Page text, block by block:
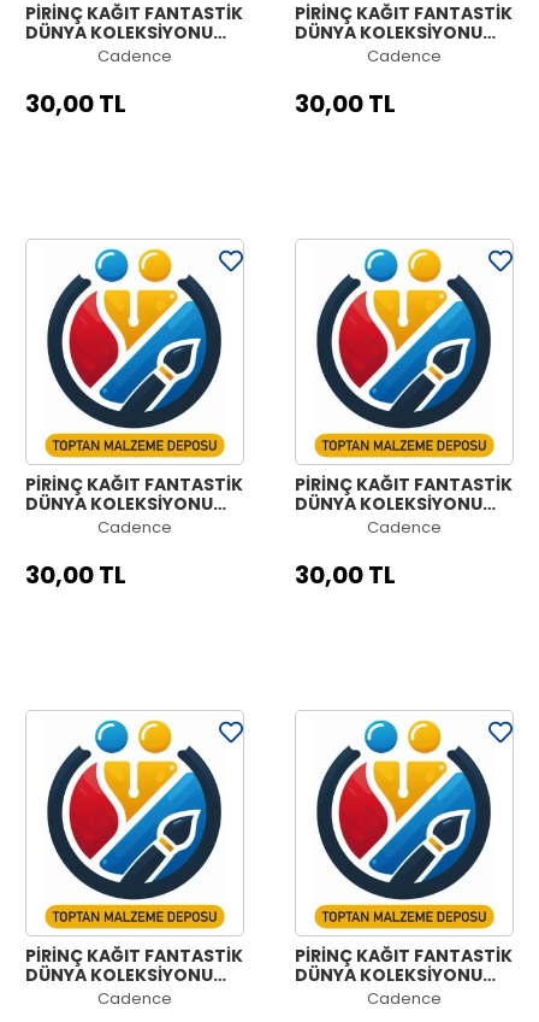
PİRİNÇ KAĞIT FANTASTİK
DÜNYA KOLEKSİYONU
MODEL 1266 30X42
Cadence
30,00 TL
PİRİNÇ KAĞIT FANTASTİK
DÜNYA KOLEKSİYONU
MODEL 1265 30X42
Cadence
30,00 TL
PİRİNÇ KAĞIT FANTASTİK
DÜNYA KOLEKSİYONU
MODEL 1264 30X42
Cadence
30,00 TL
PİRİNÇ KAĞIT FANTASTİK
DÜNYA KOLEKSİYONU
MODEL 1263 30X42
Cadence
30,00 TL
PİRİNÇ KAĞIT FANTASTİK
DÜNYA KOLEKSİYONU
MODEL 1262 30X42
Cadence
PİRİNÇ KAĞIT FANTASTİK
DÜNYA KOLEKSİYONU
MODEL 1261 30X42
Cadence